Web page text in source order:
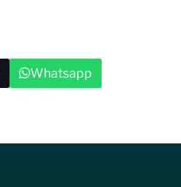
Whatsapp